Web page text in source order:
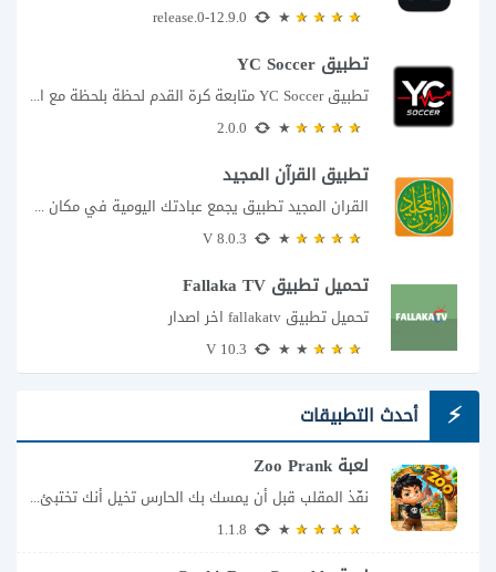
تطبيق YC Soccer
تطبيق YC Soccer متابعة كرة القدم لحظة بلحظة مع اقتراب مباراة مصر والأرجنتين في...
تطبيق القرآن المجيد
القران المجيد تطبيق يجمع عبادتك اليومية في مكان واحد إذا كنت تبحث عن تطبيق...
تحميل تطبيق Fallaka TV
تحميل تطبيق fallakatv اخر اصدار
أحدث التطبيقات
لعبة Zoo Prank
نفّذ المقلب قبل أن يمسك بك الحارس تخيل أنك تختبئ خلف الأشجار داخل حديقة...